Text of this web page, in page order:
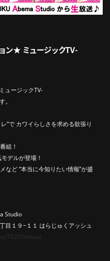
ン★ ミュージックTV-
ュージックTV-
。
”で カワイらしさを求める欲張り
組！
デルが登場！
など “本当に今知りたい情報”が盛
Studio
目１９−１１ はらじゅくアッシュ
70255/about